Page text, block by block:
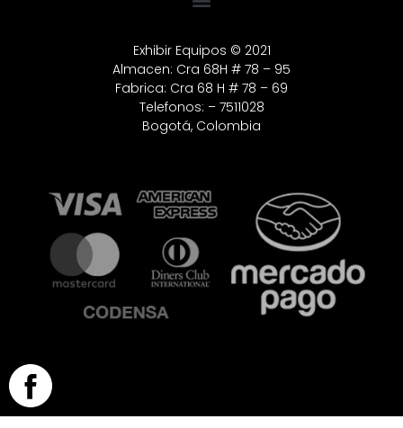
Exhibir Equipos © 2021
Almacen: Cra 68H # 78 – 95
Fabrica: Cra 68 H # 78 – 69
Telefonos: – 7511028
Bogotá, Colombia